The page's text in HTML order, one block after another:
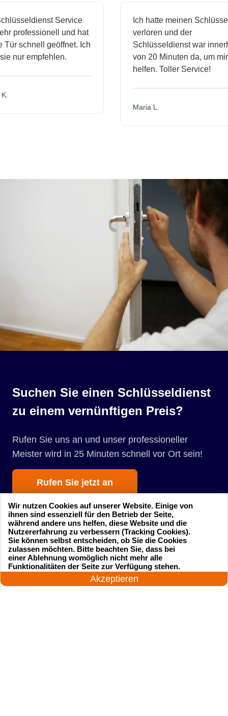
Service
professionell und hat
schnell geöffnet. Ich
nur empfehlen.
Ich hatte meinen Schlüssel
verloren und der
Schlüsseldienst war
von 20 Minuten da, um mir
helfen. Toller Service!
Maria L.
Suchen Sie einen Schlüsseldienst
zu einem vernünftigen Preis?
Rufen Sie uns an und unser professioneller
Meister wird in 25 Minuten schnell vor Ort sein!
Rufen Sie jetzt an
Startseite Einsatzgebiete
Preise
24 Stunden am Tag
Akzeptieren
Wir nutzen Cookies auf unserer Website. Einige von
ihnen sind essenziell für den Betrieb der Seite,
während andere uns helfen, diese Website und die
Nutzererfahrung zu verbessern (Tracking Cookies).
Sie können selbst entscheiden, ob Sie die Cookies
zulassen möchten. Bitte beachten Sie, dass bei
einer Ablehnung womöglich nicht mehr alle
Funktionalitäten der Seite zur Verfügung stehen.